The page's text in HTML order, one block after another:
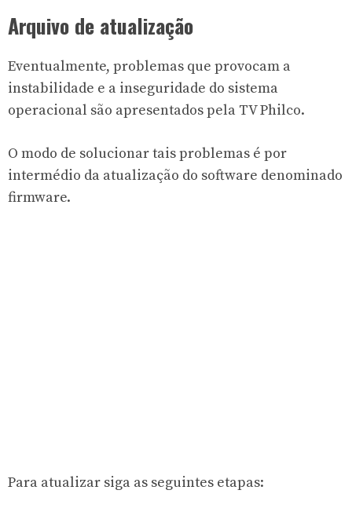
Arquivo de atualização
Eventualmente, problemas que provocam a
instabilidade e a inseguridade do sistema
operacional são apresentados pela TV Philco.
O modo de solucionar tais problemas é por
intermédio da atualização do software denominado
firmware.
Para atualizar siga as seguintes etapas: